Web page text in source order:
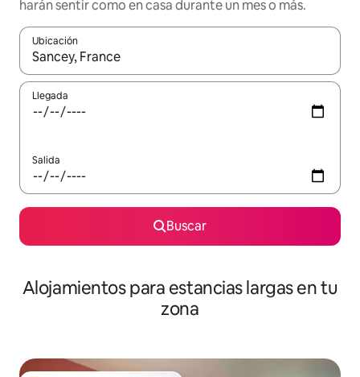
harán sentir como en casa durante un mes o más.
Ubicación
Cuando los resultados estén disponibles, podrás navegar
Llegada
Salida
Buscar
Alojamientos para estancias largas en tu
zona